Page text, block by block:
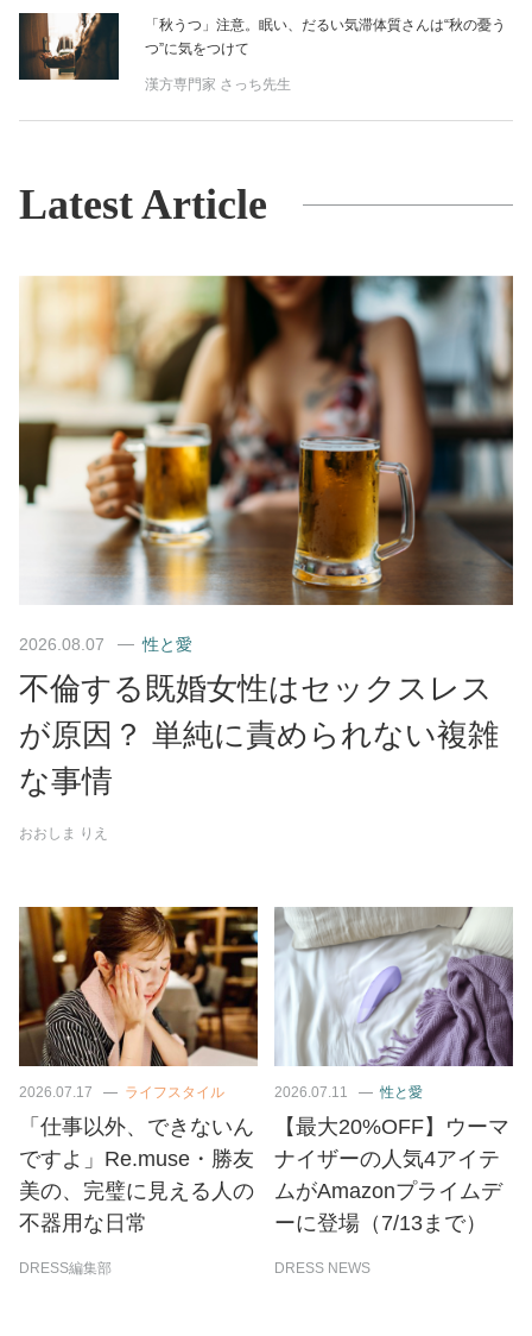
「秋うつ」注意。眠い、だるい気滞体質さんは“秋の憂う
つ”に気をつけて
漢方専門家 さっち先生
Latest Article
2026.08.07 性と愛
不倫する既婚女性はセックスレス
が原因？ 単純に責められない複雑
な事情
おおしま りえ
2026.07.17 ライフスタイル
「仕事以外、できないん
ですよ」Re.muse・勝友
美の、完璧に見える人の
不器用な日常
DRESS編集部
2026.07.11 性と愛
【最大20%OFF】ウーマ
ナイザーの人気4アイテ
ムがAmazonプライムデ
ーに登場（7/13まで）
DRESS NEWS